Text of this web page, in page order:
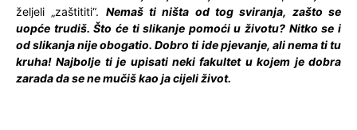
željeli „zaštititi“. Nemaš ti ništa od tog sviranja, zašto se
uopće trudiš. Što će ti slikanje pomoći u životu? Nitko se i
od slikanja nije obogatio. Dobro ti ide pjevanje, ali nema ti tu
kruha! Najbolje ti je upisati neki fakultet u kojem je dobra
zarada da se ne mučiš kao ja cijeli život.